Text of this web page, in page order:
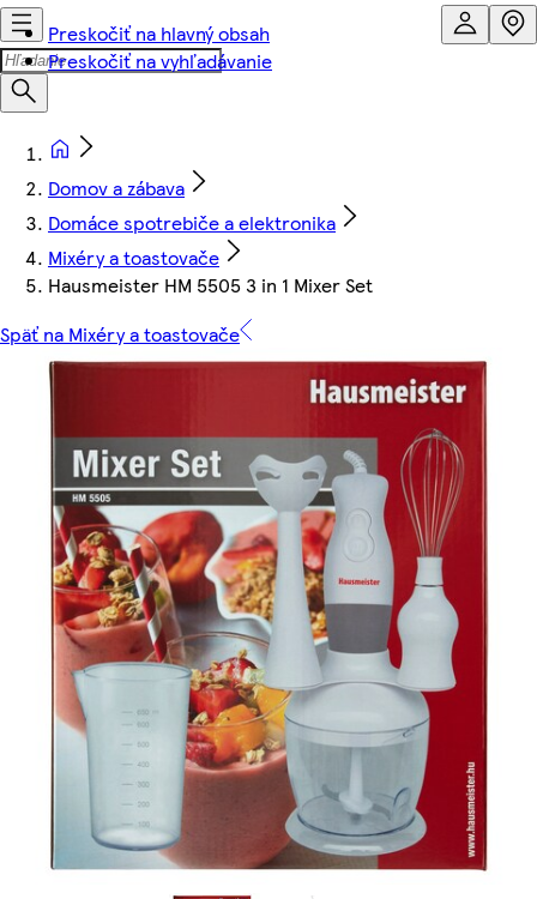
Preskočiť na hlavný obsah
Preskočiť na vyhľadávanie
Domov a zábava
Domáce spotrebiče a elektronika
Mixéry a toastovače
Hausmeister HM 5505 3 in 1 Mixer Set
Späť na Mixéry a toastovače